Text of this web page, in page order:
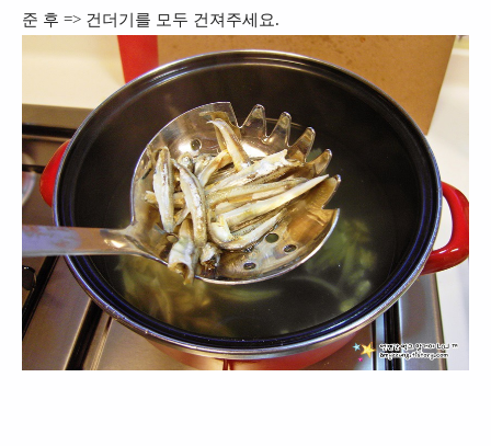
준 후 => 건더기를 모두 건져주세요.